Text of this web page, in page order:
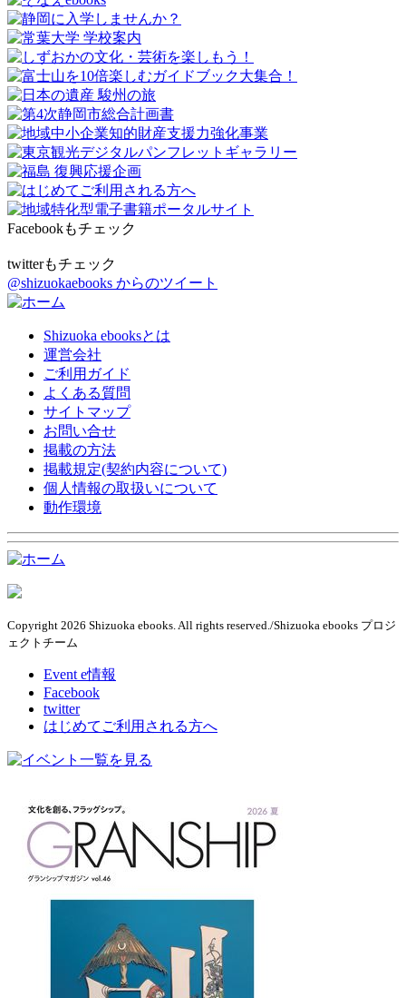
Facebookもチェック
twitterもチェック
@shizuokaebooks からのツイート
Shizuoka ebooksとは
運営会社
ご利用ガイド
よくある質問
サイトマップ
お問い合せ
掲載の方法
掲載規定(契約内容について)
個人情報の取扱いについて
動作環境
Copyright 2026 Shizuoka ebooks. All rights reserved./Shizuoka ebooks プロジ
ェクトチーム
Event e情報
Facebook
twitter
はじめてご利用される方へ